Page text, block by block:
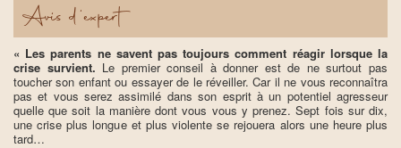
Avis d'expert
« Les parents ne savent pas toujours comment réagir lorsque la
crise survient. Le premier conseil à donner est de ne surtout pas
toucher son enfant ou essayer de le réveiller. Car il ne vous reconnaîtra
pas et vous serez assimilé dans son esprit à un potentiel agresseur
quelle que soit la manière dont vous vous y prenez. Sept fois sur dix,
une crise plus longue et plus violente se rejouera alors une heure plus
tard…